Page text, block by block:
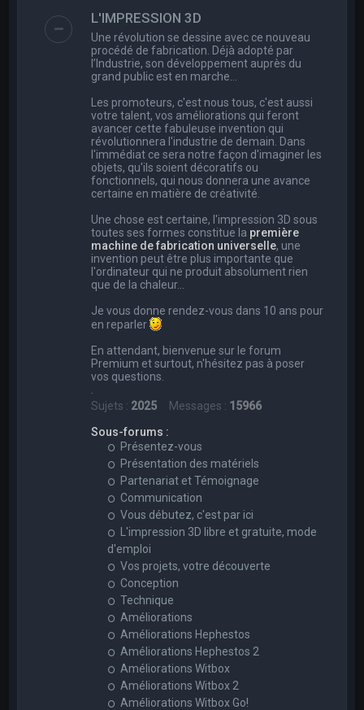
L'IMPRESSION 3D
Une révolution se dessine avec ce nouveau
procédé de fabrication. Déjà adopté par
l’Industrie, son développement auprès du
grand public est en marche…
Les promoteurs, c'est nous tous, c'est aussi
votre talent, vos améliorations qui feront
avancer cette fabuleuse invention qui
révolutionnera l'industrie de demain. Dans
l'immédiat ce sera notre façon d'imaginer les
objets, qu'ils soient décoratifs ou
fonctionnels, qui nous donnera une avance
certaine en matière de créativité.
Une chose est certaine, l'impression 3D sous
toutes ses formes constitue la première
machine de fabrication universelle, une
invention peut être plus importante que
l'ordinateur qui ne produit absolument rien
que de la chaleur...
Je vous donne rendez-vous dans 10 ans pour
en reparler
En attendant, bienvenue sur le forum
Premium et surtout, n'hésitez pas à poser
vos questions.
Sujets : 2025 Messages : 15966
Sous-forums :
Présentez-vous
Présentation des matériels
Partenariat et Témoignage
Communication
Vous débutez, c'est par ici
L'impression 3D libre et gratuite, mode
d'emploi
Vos projets, votre découverte
Conception
Technique
Améliorations
Améliorations Hephestos
Améliorations Hephestos 2
Améliorations Witbox
Améliorations Witbox 2
Améliorations Witbox Go!